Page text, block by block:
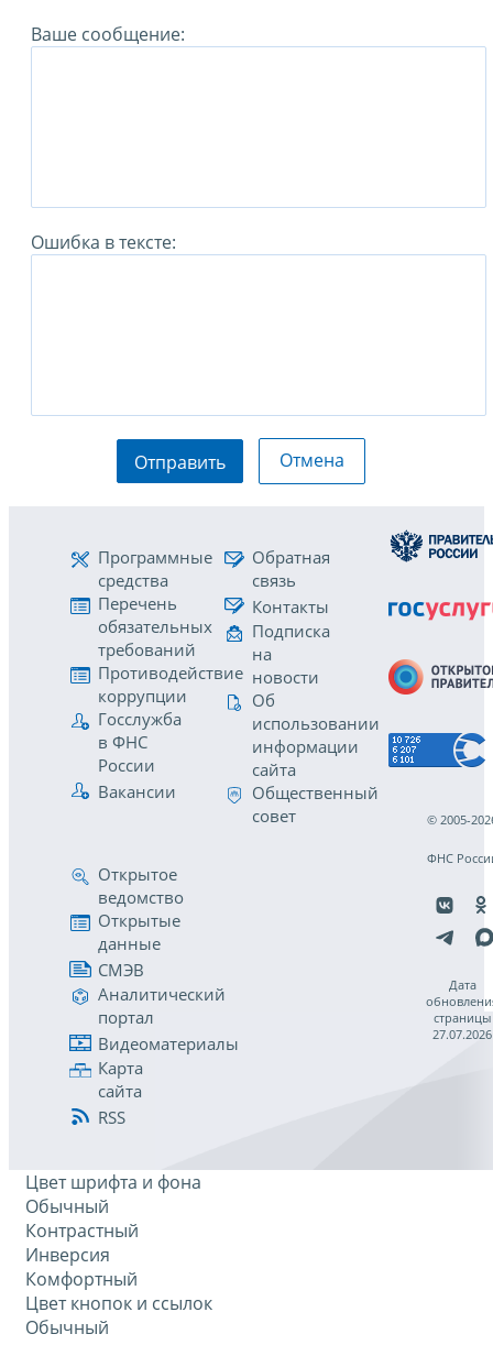
Ваше сообщение:
Ошибка в тексте:
Отправить Отмена
Программные
средства
Перечень
обязательных
требований
Противодействие
коррупции
Госслужба
в ФНС
России
Вакансии
Обратная
связь
Контакты
Подписка
на
новости
Об
использовании
информации
сайта
Общественный
совет
Открытое
ведомство
Открытые
данные
СМЭВ
Аналитический
портал
Видеоматериалы
Карта
сайта
RSS
© 2005-
ФНС
Дата
страницы
27.07.2026
Цвет шрифта и фона
Обычный
Контрастный
Инверсия
Комфортный
Цвет кнопок и ссылок
Обычный